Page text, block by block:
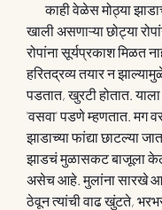
       काही वेळेस मोठ्या झाडाची सावली त्याच्या
खाली असणाऱ्या छोट्या
रोपांना सूर्यप्रकाश मिळत
हरितद्रव्य तयार न
पडतात, खुरटी होतात.
'वसवा' पडणे म्हणतात. मग
झाडाच्या फांद्या छाटल्या
झाडचं मुळासकट बाजूला
असेच आहे. मुलांना सारखे
ठेवून त्यांची वाढ खुंटते,